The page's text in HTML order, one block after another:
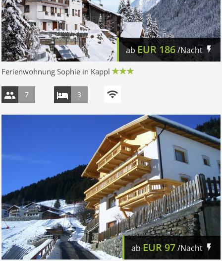
abEUR186/Nacht
Ferienwohnung Sophie in Kappl
7 3
ab EUR97/Nacht